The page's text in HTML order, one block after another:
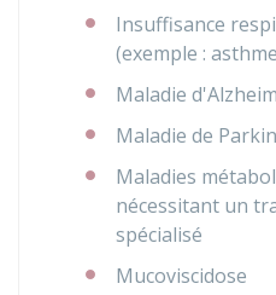
Insuffisance
(exemple :
Maladie
Maladie de
Maladies
nécessitant un
spécialisé
Mucoviscidose